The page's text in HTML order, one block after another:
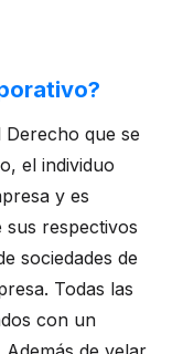
que se
el individuo
y es
sus respectivos
sociedades de
Todas las
con un